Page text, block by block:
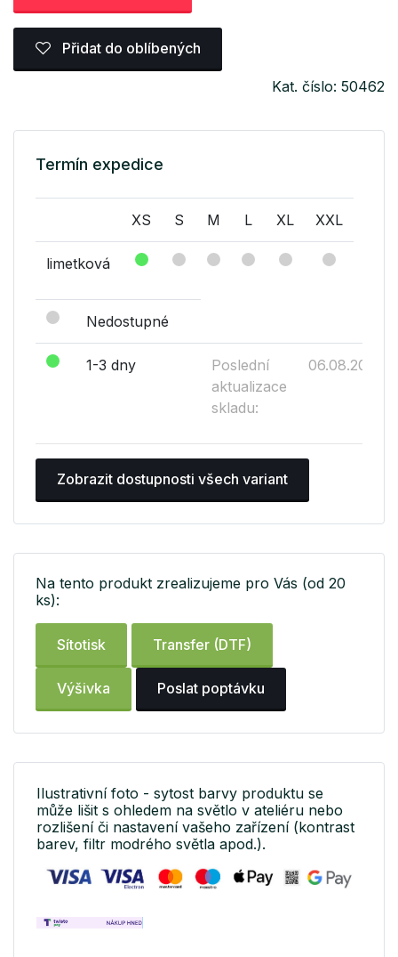
Přidat do oblíbených
Kat. číslo: 50462
Termín expedice
XS S M L XL XXL
limetková
Nedostupné
1-3 dny
Poslední
aktualizace
skladu:
06.08.2026
Zobrazit dostupnosti všech variant
Na tento produkt zrealizujeme pro Vás (od 20
ks):
Sítotisk Transfer (DTF)
Výšivka Poslat poptávku
Ilustrativní foto - sytost barvy produktu se
může lišit s ohledem na světlo v ateliéru nebo
rozlišení či nastavení vašeho zařízení (kontrast
barev, filtr modrého světla apod.).